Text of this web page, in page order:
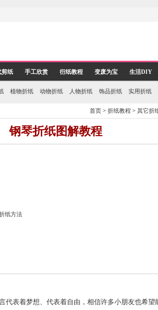
剪纸 手工欣赏 衍纸教程 变废为宝 生活DIY
植物折纸 动物折纸 人物折纸 饰品折纸 实用折纸
首页 >折纸教程 >其它折
钢琴折纸图解教程
纸方法
代表着梦想、代表着自由，相信许多小朋友也希望